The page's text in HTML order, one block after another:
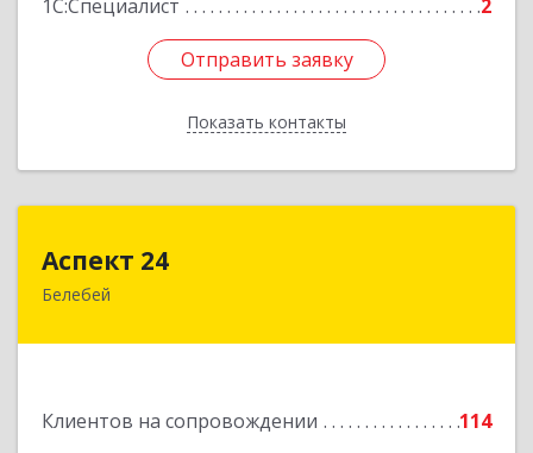
1С:Специалист
2
Отправить заявку
Показать контакты
Отправить заявку
Назад
Аспект 24
Белебей
Клиентов на сопровождении 114
452000, Башкортостан Респ, Белебей г, им